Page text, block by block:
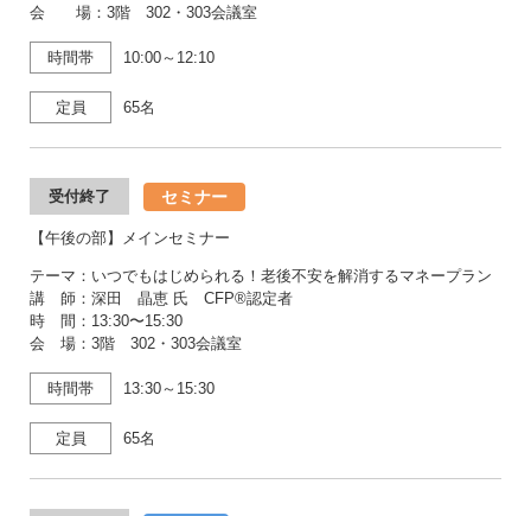
会 場：3階 302・303会議室
時間帯 10:00～12:10
定員 65名
受付終了 セミナー
【午後の部】メインセミナー
テーマ：いつでもはじめられる！老後不安を解消するマネープラン
講 師：深田 晶恵 氏 CFP®認定者
時 間：13:30〜15:30
会 場：3階 302・303会議室
時間帯 13:30～15:30
定員 65名